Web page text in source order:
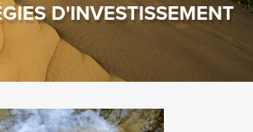
D'INVESTISSEMENT